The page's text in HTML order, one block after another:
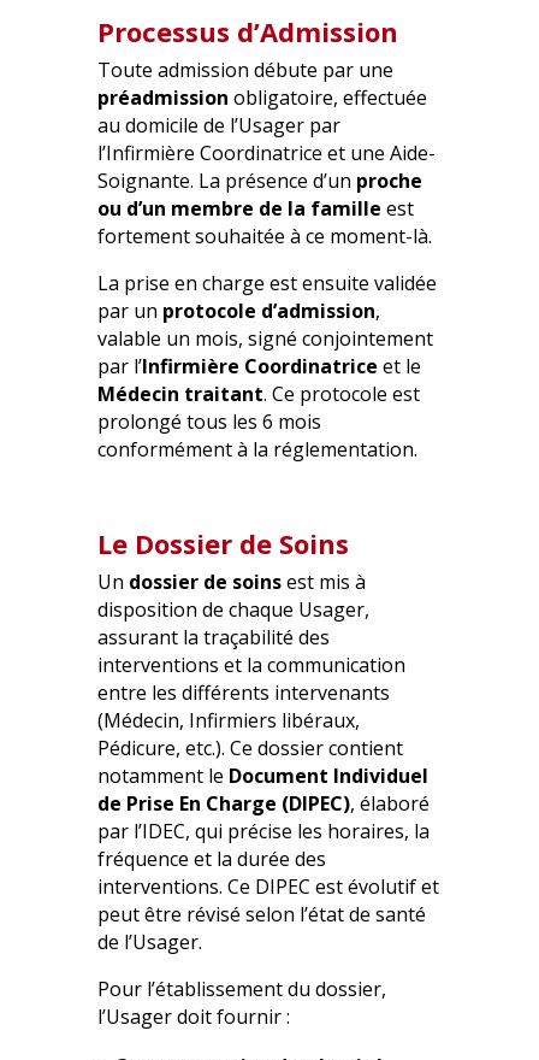
Processus d’Admission
Toute admission débute par une
préadmission obligatoire, effectuée
au domicile de l’Usager par
l’Infirmière Coordinatrice et une Aide-
Soignante. La présence d’un proche
ou d’un membre de la famille est
fortement souhaitée à ce moment-là.
La prise en charge est ensuite validée
par un protocole d’admission,
valable un mois, signé conjointement
par l’Infirmière Coordinatrice et le
Médecin traitant. Ce protocole est
prolongé tous les 6 mois
conformément à la réglementation.
Le Dossier de Soins
Un dossier de soinsest mis à
disposition de chaque Usager,
assurant la traçabilité des
interventions et la communication
entre les différents intervenants
(Médecin, Infirmiers libéraux,
Pédicure, etc.). Ce dossier contient
notamment le Document Individuel
de Prise En Charge (DIPEC), élaboré
par l’IDEC, qui précise les horaires, la
fréquence et la durée des
interventions. Ce DIPEC est évolutif et
peut être révisé selon l’état de santé
de l’Usager.
Pour l’établissement du dossier,
l’Usager doit fournir :